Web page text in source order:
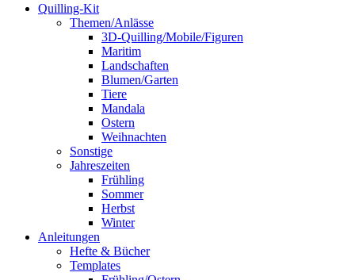
Quilling-Kit
Themen/Anlässe
3D-Quilling/Mobile/Figuren
Maritim
Landschaften
Blumen/Garten
Tiere
Mandala
Ostern
Weihnachten
Sonstige
Jahreszeiten
Frühling
Sommer
Herbst
Winter
Anleitungen
Hefte & Bücher
Templates